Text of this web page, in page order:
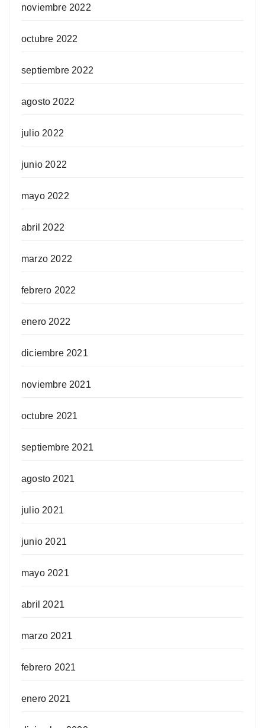
noviembre 2022
octubre 2022
septiembre 2022
agosto 2022
julio 2022
junio 2022
mayo 2022
abril 2022
marzo 2022
febrero 2022
enero 2022
diciembre 2021
noviembre 2021
octubre 2021
septiembre 2021
agosto 2021
julio 2021
junio 2021
mayo 2021
abril 2021
marzo 2021
febrero 2021
enero 2021